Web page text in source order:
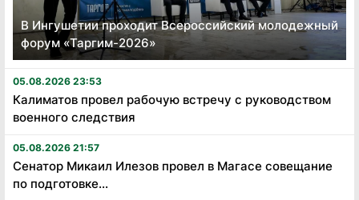
В Ингушетии проходит Всероссийский молодежный
форум «Таргим-2026»
05.08.2026 23:53
Калиматов провел рабочую встречу с руководством
военного следствия
05.08.2026 21:57
Сенатор Микаил Илезов провел в Магасе совещание
по подготовке...